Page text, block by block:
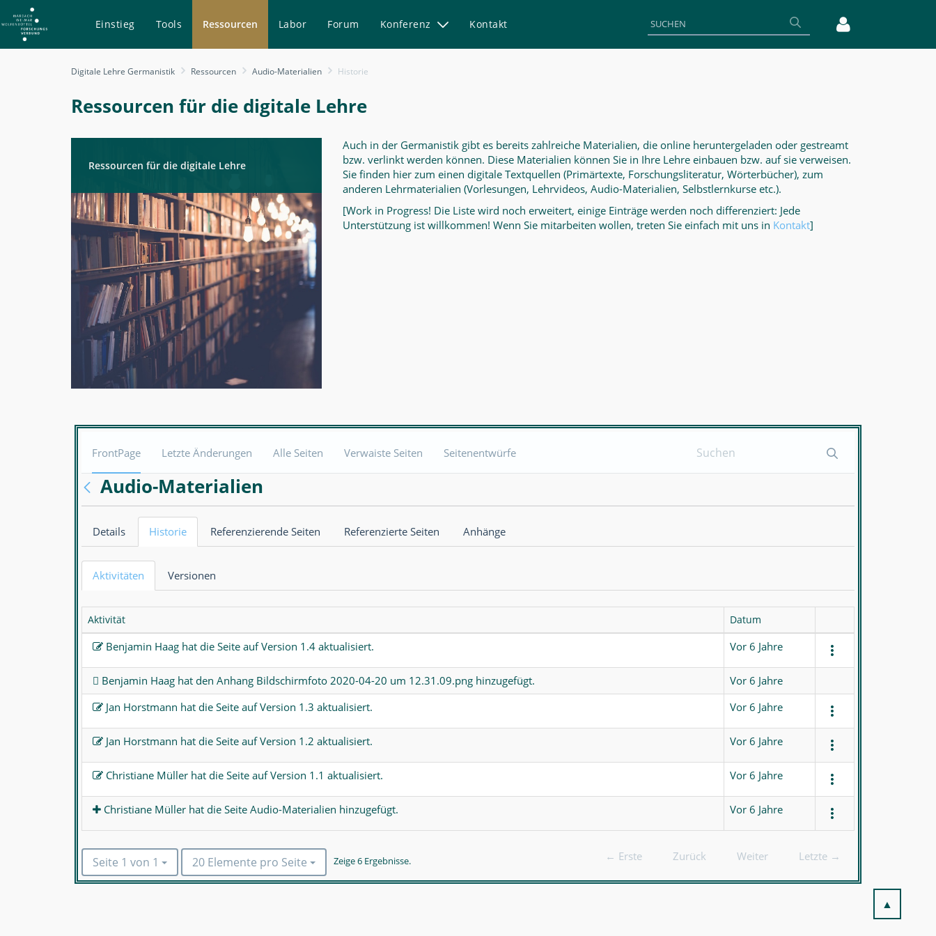
Einstieg Tools Ressourcen Labor Forum Konferenz Kontakt
-
Digitale
Germanistik
Digitale Lehre Germanistik Ressourcen Audio-Materialien Historie
Ressourcen für die digitale Lehre
Ressourcen für die digitale Lehre
Auch in der Germanistik gibt es bereits zahlreiche Materialien, die online heruntergeladen oder gestreamt
bzw. verlinkt werden können. Diese Materialien können Sie in Ihre Lehre einbauen bzw. auf sie verweisen.
Sie finden hier zum einen digitale Textquellen (Primärtexte, Forschungsliteratur, Wörterbücher), zum
anderen Lehrmaterialien (Vorlesungen, Lehrvideos, Audio-Materialien, Selbstlernkurse etc.).
[Work in Progress! Die Liste wird noch erweitert, einige Einträge werden noch differenziert: Jede
Unterstützung ist willkommen! Wenn Sie mitarbeiten wollen, treten Sie einfach mit uns in Kontakt]
FrontPage Letzte Änderungen Alle Seiten Verwaiste Seiten Seitenentwürfe
Audio-Materialien
Details Historie Referenzierende Seiten Referenzierte Seiten Anhänge
Aktivitäten Versionen
Aktivität Datum
Benjamin Haag hat die Seite auf Version 1.4 aktualisiert. Vor 6 Jahre
Benjamin Haag hat den Anhang Bildschirmfoto 2020-04-20 um 12.31.09.png hinzugefügt.
Vor 6 Jahre
Jan Horstmann hat die Seite auf Version 1.3 aktualisiert. Vor 6 Jahre
Jan Horstmann hat die Seite auf Version 1.2 aktualisiert. Vor 6 Jahre
Christiane Müller hat die Seite auf Version 1.1 aktualisiert. Vor 6 Jahre
Christiane Müller hat die Seite Audio-Materialien hinzugefügt. Vor 6 Jahre
Seite 1 von 1 20 Elemente pro Seite Zeige 6 Ergebnisse. ← Erste Zurück Weiter Letzte →
▲